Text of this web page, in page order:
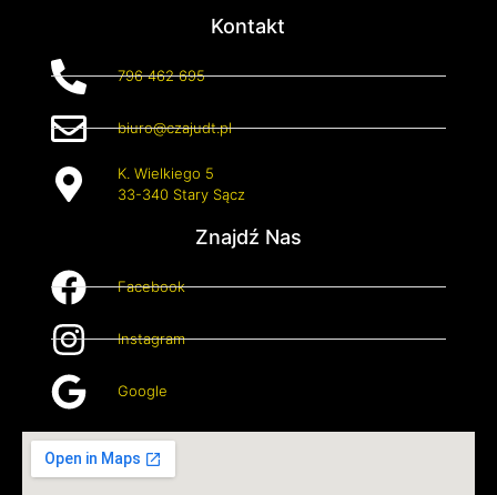
Kontakt
796 462 695
biuro@czajudt.pl
K. Wielkiego 5
33-340 Stary Sącz
Znajdź Nas
Facebook
Instagram
Google